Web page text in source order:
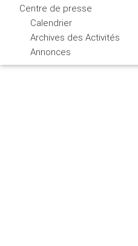
Centre de presse
Calendrier
Archives des Activités
Annonces